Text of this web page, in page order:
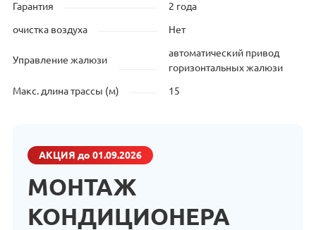
Гарантия 2 года
очистка воздуха Нет
Управление жалюзи
автоматический привод
горизонтальных жалюзи
Макс. длина трассы (м) 15
АКЦИЯ до 01.09.2026
МОНТАЖ
КОНДИЦИОНЕРА